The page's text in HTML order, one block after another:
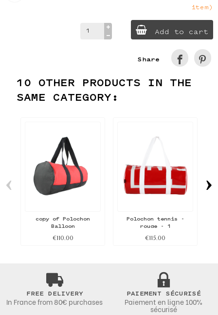
item)
Add to cart
Share
10 OTHER PRODUCTS IN THE
SAME CATEGORY:
copy of Polochon
Balloon
€110.00
Polochon tennis -
rouge - 1
€115.00
‹ ›
FREE DELIVERY
In France from 80€ purchases
PAIEMENT SÉCURISÉ
Paiement en ligne 100%
sécurisé